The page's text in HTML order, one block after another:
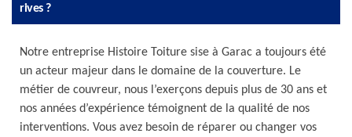
rives ?
Notre entreprise Histoire Toiture sise à Garac a toujours été
un acteur majeur dans le domaine de la couverture. Le
métier de couvreur, nous l’exerçons depuis plus de 30 ans et
nos années d’expérience témoignent de la qualité de nos
interventions. Vous avez besoin de réparer ou changer vos